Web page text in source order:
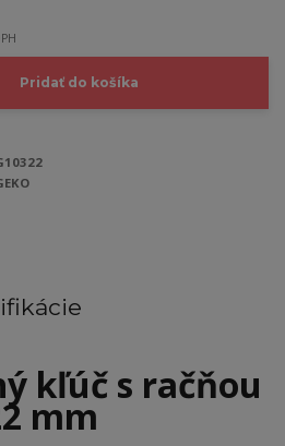
Pridať do košíka
kľúč s račňou
mm